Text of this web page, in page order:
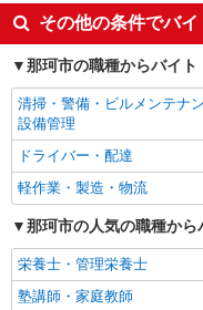
その他の条件でバ
那珂市の職種からバイ
清掃・警備・ビルメンテナ
設備管理
ドライバー・配達
軽作業・製造・物流
那珂市の人気の職種か
栄養士・管理栄養士
塾講師・家庭教師